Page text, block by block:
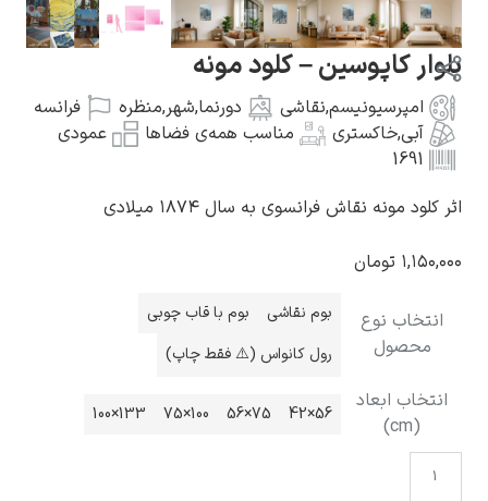
ادوارد مونک
ادوارد هاپر
– کلود مونه
,نقاشی دورنما,شهر,منظره
فرانسه
خاکستری مناسب همه‌ی فضاها
عمودی
نقاش فرانسوی به سال ۱۸۷۴ میلادی
تومان
بوم نقاشی
بوم با قاب چوبی
رول کانواس (⚠️ فقط چاپ)
56×42
100×75
133×100